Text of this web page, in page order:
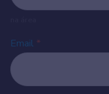
Email *